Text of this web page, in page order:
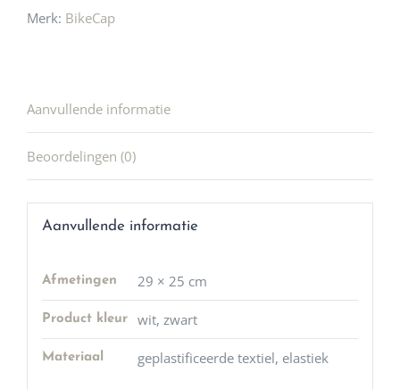
Merk: BikeCap
Aanvullende informatie
Beoordelingen (0)
Aanvullende informatie
Afmetingen 29 × 25 cm
Product kleur wit, zwart
Materiaal geplastificeerde textiel, elastiek